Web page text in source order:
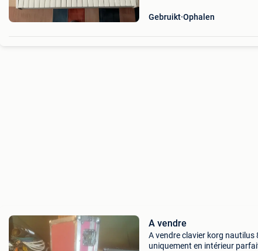
Gebruikt Ophalen
A vendre
A vendre clavier korg nautilus
uniquement en intérieur